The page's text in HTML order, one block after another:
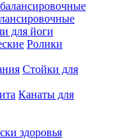
для йоги
Ролики
Стойки для
Канаты для
здоровья